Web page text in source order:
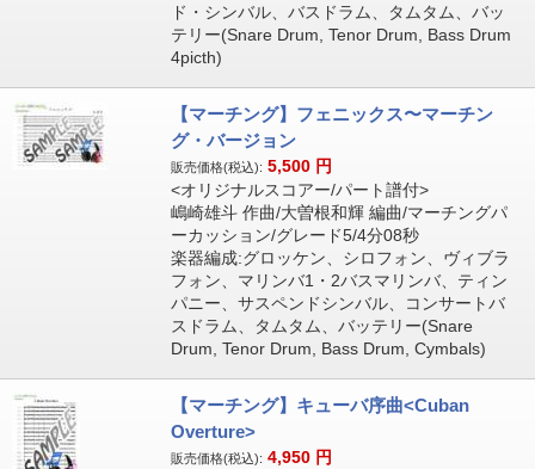
ド・シンバル、バスドラム、タムタム、バッ
テリー(Snare Drum, Tenor Drum, Bass Drum
4picth)
【マーチング】フェニックス〜マーチン
グ・バージョン
販売価格(税込): 5,500 円
<オリジナルスコアー/パート譜付>
嶋崎雄斗 作曲/大曽根和輝 編曲/マーチングパ
ーカッション/グレード5/4分08秒
楽器編成:グロッケン、シロフォン、ヴィブラ
フォン、マリンバ1・2バスマリンバ、ティン
パニー、サスペンドシンバル、コンサートバ
スドラム、タムタム、バッテリー(Snare
Drum, Tenor Drum, Bass Drum, Cymbals)
【マーチング】キューバ序曲<Cuban
Overture>
販売価格(税込): 4,950 円